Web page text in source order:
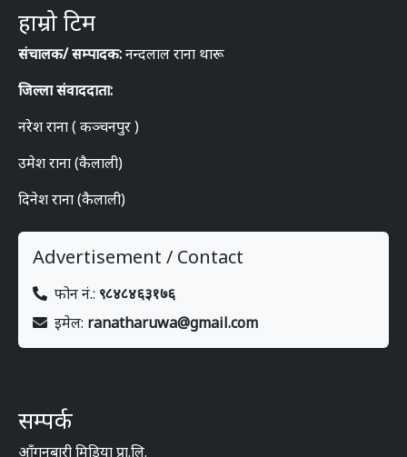
हाम्रो टिम
संचालक/ सम्पादक:नन्दलाल राना थारू
जिल्ला संवाददाता:
नरेश राना ( कञ्चनपुर )
उमेश राना (कैलाली)
दिनेश राना (कैलाली)
Advertisement / Contact
फोन नं.: ९८४८४६३१७६
इमेल: ranatharuwa@gmail.com
सम्पर्क
आँगनबारी मिडिया प्रा.लि.